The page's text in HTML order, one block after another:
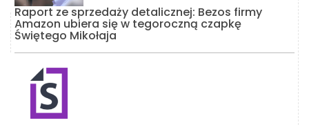
Raport ze sprzedaży detalicznej: Bezos firmy
Amazon ubiera się w tegoroczną czapkę
Świętego Mikołaja